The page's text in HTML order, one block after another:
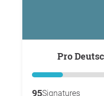
Pro
95Signatures